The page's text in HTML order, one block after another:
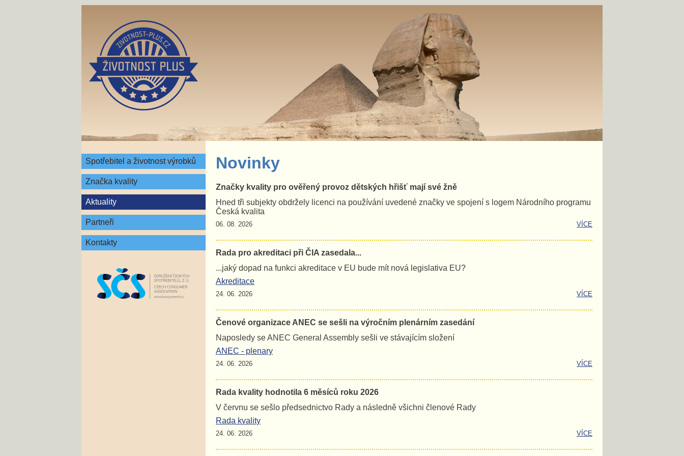
Spotřebitel a životnost výrobků
Značka kvality
Aktuality
Partneři
Kontakty
Novinky
Značky kvality pro ověřený provoz dětských hřišť mají své žně
Hned tři subjekty obdržely licenci na používání uvedené značky ve spojení s logem Národního programu
Česká kvalita
VÍCE
06. 08. 2026
Rada pro akreditaci při ČIA zasedala...
...jaký dopad na funkci akreditace v EU bude mít nová legislativa EU?
Akreditace
VÍCE
24. 06. 2026
Čenové organizace ANEC se sešli na výročním plenárním zasedání
Naposledy se ANEC General Assembly sešli ve stávajícím složení
ANEC - plenary
VÍCE
24. 06. 2026
Rada kvality hodnotila 6 měsíců roku 2026
V červnu se sešlo předsednictvo Rady a následně všichni členové Rady
Rada kvality
VÍCE
24. 06. 2026